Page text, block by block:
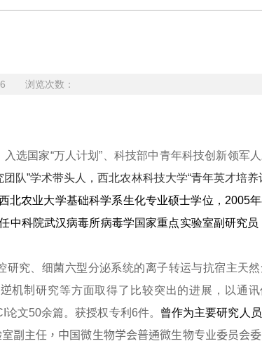
浏览次数：
入选国家“万人计划” 、科技部中青年科技创新领军
团队”学术带头人，西北农林科技大学“青年英才培养
北农业大学基础科学系生化专业硕士学位， 2005
中科院武汉病毒所病毒学国家重点实验室副研究员
研究、 细菌六型分泌系统的离子转运与抗宿主天
机制研究等方面取得了比较突出的进展，以通
论文50余篇。获授权专利 6件。 曾作为主要研究人
副主任，中国微生物学会普通微生物专业委员会